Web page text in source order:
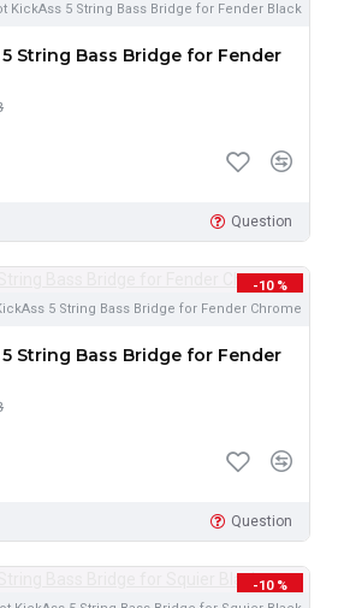
KickAss 5 String Bass Bridge for Fender Black
String Bass Bridge for Fender
Question
-10 %
5 String Bass Bridge for Fender Chrome
String Bass Bridge for Fender
Question
-10 %